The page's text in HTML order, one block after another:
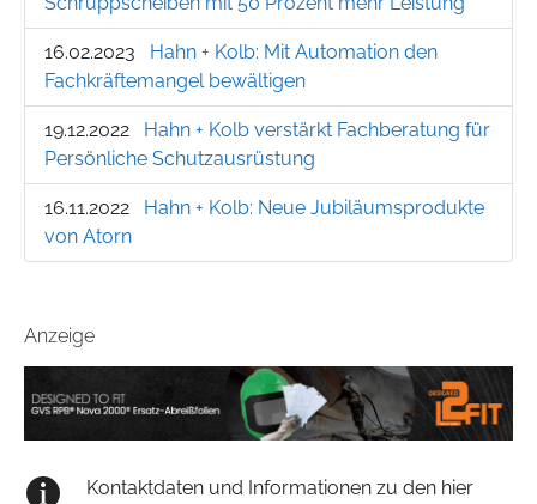
16.02.2023
Hahn + Kolb: Mit Automation den
Fachkräftemangel bewältigen
19.12.2022
Hahn + Kolb verstärkt Fachberatung für
Persönliche Schutzausrüstung
16.11.2022
Hahn + Kolb: Neue Jubiläumsprodukte
von Atorn
Anzeige
Kontaktdaten und Informationen zu den hier